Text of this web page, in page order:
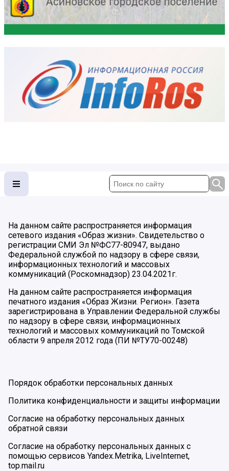
На данном сайте распространяется информация
сетевого издания «Образ жизни». Свидетельство о
регистрации СМИ Эл №ФС77-80947, выдано
Федеральной службой по надзору в сфере связи,
информационных технологий и массовых
коммуникаций (Роскомнадзор) 23.04.2021г.
На данном сайте распространяется информация
печатного издания «Образ Жизни. Регион». Газета
зарегистрирована в Управлении Федеральной службы
по надзору в сфере связи, информационных
технологий и массовых коммуникаций по Томской
области 9 апреля 2012 года (ПИ №ТУ70-00248)
Порядок обработки персональных данных
Политика конфиденциальности и защиты информации
Согласие на обработку персональных данных
обратной связи
Согласие на обработку персональных данных с
помощью сервисов Yandex.Metrika, LiveInternet,
top.mail.ru